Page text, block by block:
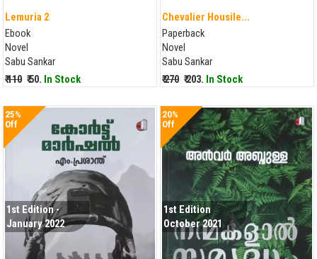
Lemuria 2
Ebook
Novel
Sabu Sankar
₹ 110 ₹ 50. In Stock
Chevalier Housile...
Paperback
Novel
Sabu Sankar
₹ 270 ₹ 203. In Stock
25%
Off
1st Edition -
January 2022
20%
Off
1st Edition
October 2021